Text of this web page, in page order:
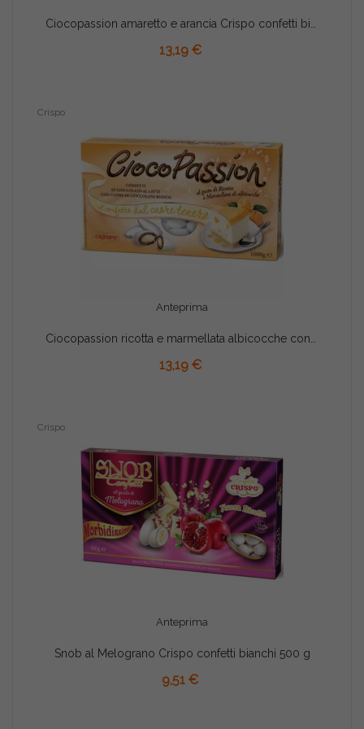
13,19 €
Anteprima
Crispo
13,19 €
Anteprima
Crispo
Snob al Melograno Crispo confetti bianchi 500 g
9,51 €